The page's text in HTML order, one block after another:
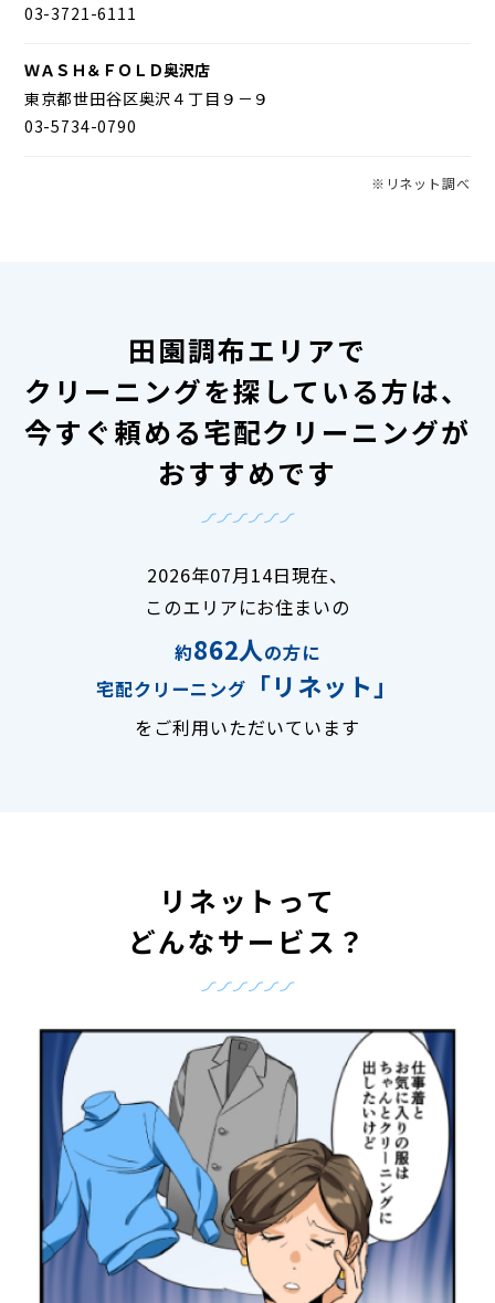
03-3721-6111
ＷＡＳＨ＆ＦＯＬＤ奥沢店
東京都世田谷区奥沢４丁目９－９
03-5734-0790
※リネット調べ
田園調布エリアで
クリーニングを探している方は、
今すぐ頼める宅配クリーニングが
おすすめです
2026年07月14日現在、
このエリアにお住まいの
約862人の方に
宅配クリーニング
「リネット」
をご利用いただいています
リネットって
どんなサービス？